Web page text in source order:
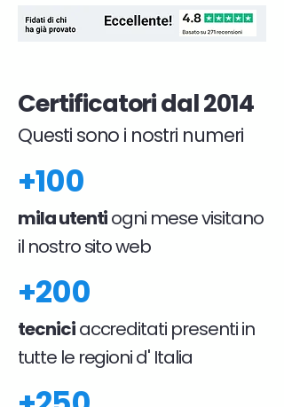
Certificatori dal 2014
Questi sono i nostri numeri
+100
mila utentiogni mese visitano
il nostro sito web
+200
tecniciaccreditati presenti in
tutte le regioni d' Italia